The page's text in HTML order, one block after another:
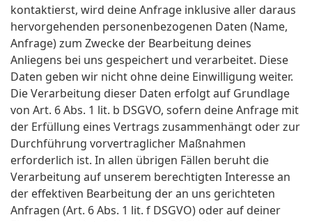
kontaktierst, wird deine Anfrage inklusive aller daraus
hervorgehenden personenbezogenen Daten (Name,
Anfrage) zum Zwecke der Bearbeitung deines
Anliegens bei uns gespeichert und verarbeitet. Diese
Daten geben wir nicht ohne deine Einwilligung weiter.
Die Verarbeitung dieser Daten erfolgt auf Grundlage
von Art. 6 Abs. 1 lit. b DSGVO, sofern deine Anfrage mit
der Erfüllung eines Vertrags zusammenhängt oder zur
Durchführung vorvertraglicher Maßnahmen
erforderlich ist. In allen übrigen Fällen beruht die
Verarbeitung auf unserem berechtigten Interesse an
der effektiven Bearbeitung der an uns gerichteten
Anfragen (Art. 6 Abs. 1 lit. f DSGVO) oder auf deiner